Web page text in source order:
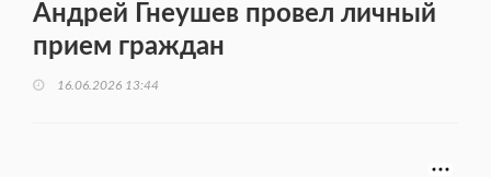
Андрей Гнеушев провел личный
прием граждан
16.06.2026 13:44